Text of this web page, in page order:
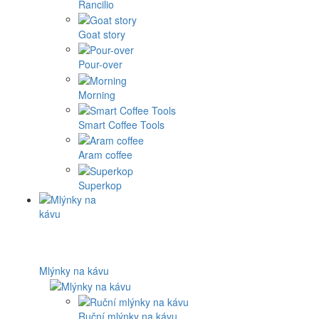
Rancilio
Goat story
Pour-over
Morning
Smart Coffee Tools
Aram coffee
Superkop
Mlýnky na kávu